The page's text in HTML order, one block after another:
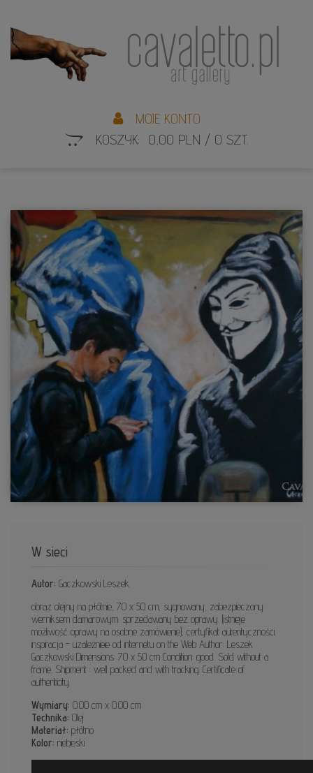
MOJE KONTO
KOSZYK: 0,00 PLN / 0 SZT.
W sieci
Autor: Gaczkowski Leszek
obraz olejny na płótnie, 70 x 50 cm, sygnowany, zabezpieczony
werniksem damarowym. sprzedawany bez oprawy. (istnieje
możliwość oprawy na osobne zamówienie), certyfikat autentyczności.
inspiracja - uzależnieie od internetu on the Web Author: Leszek
Gaczkowski Dimensions: 70 x 50 cm Condition: good. Sold without a
frame. Shipment : well packed and with tracking. Certificate of
authenticity.
Wymiary: 0.00 cm x 0.00 cm
Technika: Olej
Materiał: płótno
Kolor: niebieski